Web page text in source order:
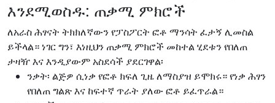
እንደሚወስዱ: ጠቃሚ ምክሮች
ለአራስ ሕፃናት ትክክለኛውን የፓስፖርት ፎቶ ማንሳት ፈታኝ ሊመስል
ይችላል። ነገር ግን፣ እነዚህን ጠቃሚ ምክሮች መከተል ሂደቱን የበለጠ
ታዛዥ እና እንዲያውም አስደሳች ያደርገዋል፡
ንቃት፡ ልጅዎ ሲነቃ የፎቶ ክፍለ ጊዜ ለማስያዝ ይሞክሩ። የነቃ ሕፃን
የበለጠ ግልጽ እና ከፍተኛ ጥራት ያለው ፎቶ ይፈጥራል።